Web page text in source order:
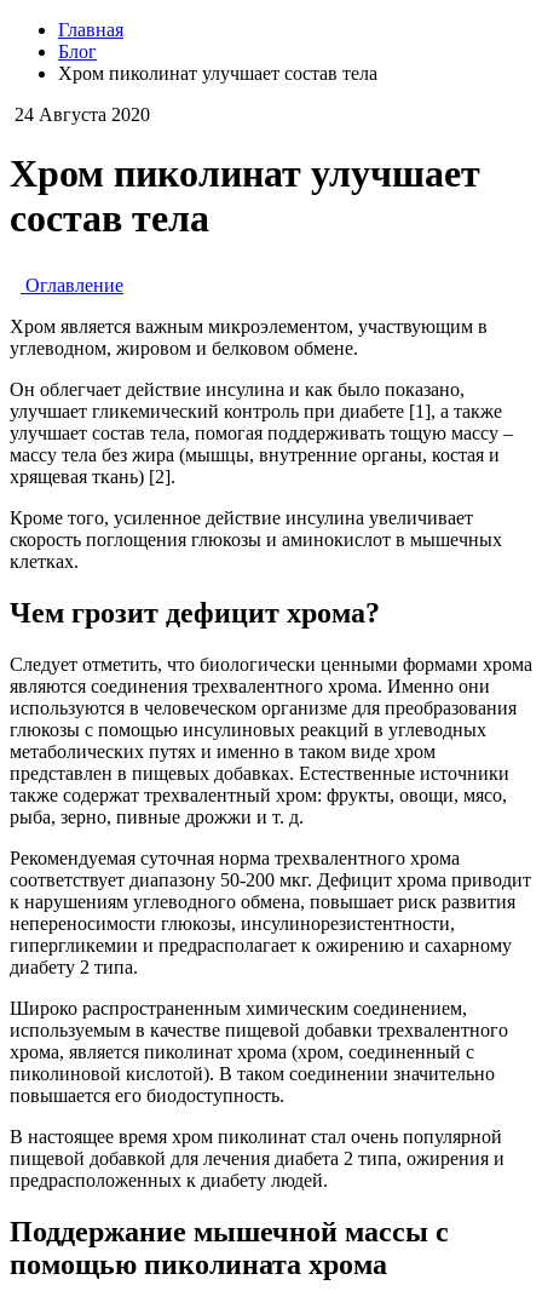
Главная
Блог
Хром пиколинат улучшает состав тела
24 Августа 2020
Хром пиколинат улучшает
состав тела
Оглавление
Хром является важным микроэлементом, участвующим в
углеводном, жировом и белковом обмене.
Он облегчает действие инсулина и как было показано,
улучшает гликемический контроль при диабете [1], а также
улучшает состав тела, помогая поддерживать тощую массу –
массу тела без жира (мышцы, внутренние органы, костая и
хрящевая ткань) [2].
Кроме того, усиленное действие инсулина увеличивает
скорость поглощения глюкозы и аминокислот в мышечных
клетках.
Чем грозит дефицит хрома?
Следует отметить, что биологически ценными формами хрома
являются соединения трехвалентного хрома. Именно они
используются в человеческом организме для преобразования
глюкозы с помощью инсулиновых реакций в углеводных
метаболических путях и именно в таком виде хром
представлен в пищевых добавках. Естественные источники
также содержат трехвалентный хром: фрукты, овощи, мясо,
рыба, зерно, пивные дрожжи и т. д.
Рекомендуемая суточная норма трехвалентного хрома
соответствует диапазону 50-200 мкг. Дефицит хрома приводит
к нарушениям углеводного обмена, повышает риск развития
непереносимости глюкозы, инсулинорезистентности,
гипергликемии и предрасполагает к ожирению и сахарному
диабету 2 типа.
Широко распространенным химическим соединением,
используемым в качестве пищевой добавки трехвалентного
хрома, является пиколинат хрома (хром, соединенный с
пиколиновой кислотой). В таком соединении значительно
повышается его биодоступность.
В настоящее время хром пиколинат стал очень популярной
пищевой добавкой для лечения диабета 2 типа, ожирения и
предрасположенных к диабету людей.
Поддержание мышечной массы с
помощью пиколината хрома